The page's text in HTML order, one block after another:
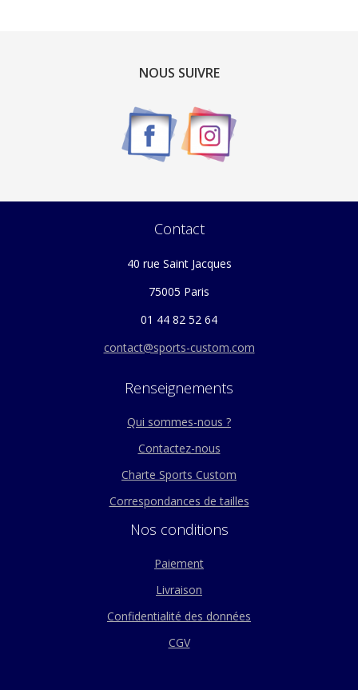
NOUS SUIVRE
Contact
40 rue Saint Jacques
75005 Paris
01 44 82 52 64
contact@sports-custom.com
Renseignements
Qui sommes-nous ?
Contactez-nous
Charte Sports Custom
Correspondances de tailles
Nos conditions
Paiement
Livraison
Confidentialité des données
CGV